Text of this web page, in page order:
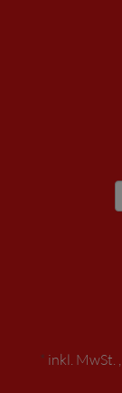
* inkl. MwSt. ,